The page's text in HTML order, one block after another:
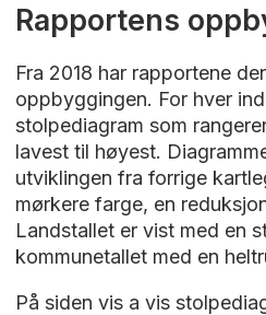
Rapportens
Fra 2018 har rapportene
oppbyggingen. For hver
stolpediagram som
lavest til høyest.
utviklingen fra forrige
mørkere farge, en
Landstallet er vist med en
kommunetallet med en
På siden vis a vis